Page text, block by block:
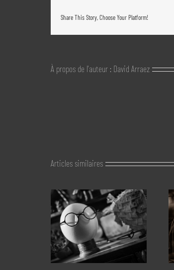
Share This Story, Choose Your Platform!
À propos de l'auteur : David Arraez
Articles similaires